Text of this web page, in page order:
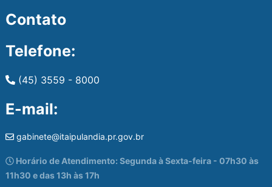
Contato
Telefone:
(45) 3559 - 8000
E-mail:
gabinete@itaipulandia.pr.gov.br
Horário de Atendimento: Segunda à Sexta-feira - 07h30 às
11h30 e das 13h às 17h